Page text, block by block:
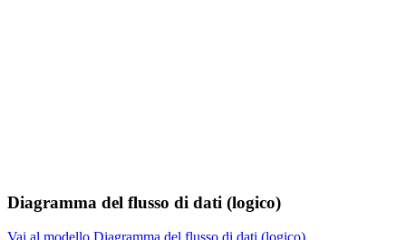
Diagramma del flusso di dati (logico)